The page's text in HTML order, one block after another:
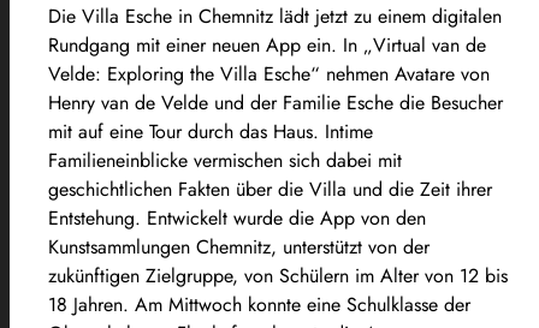
Die Villa Esche in Chemnitz lädt jetzt zu einem digitalen
Rundgang mit einer neuen App ein. In „Virtual van de
Velde: Exploring the Villa Esche“ nehmen Avatare von
Henry van de Velde und der Familie Esche die Besucher
mit auf eine Tour durch das Haus. Intime
Familieneinblicke vermischen sich dabei mit
geschichtlichen Fakten über die Villa und die Zeit ihrer
Entstehung. Entwickelt wurde die App von den
Kunstsammlungen Chemnitz, unterstützt von der
zukünftigen Zielgruppe, von Schülern im Alter von 12 bis
18 Jahren. Am Mittwoch konnte eine Schulklasse der